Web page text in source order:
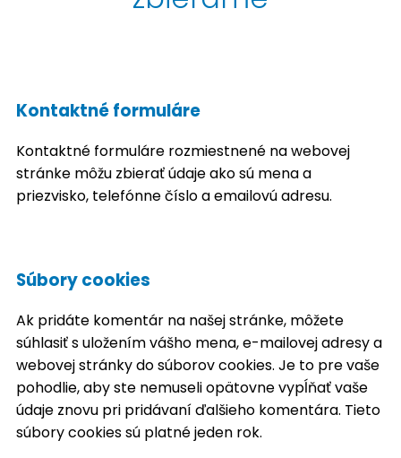
Kontaktné formuláre
Kontaktné formuláre rozmiestnené na webovej
stránke môžu zbierať údaje ako sú mena a
priezvisko, telefónne číslo a emailovú adresu.
Súbory cookies
Ak pridáte komentár na našej stránke, môžete
súhlasiť s uložením vášho mena, e-mailovej adresy a
webovej stránky do súborov cookies. Je to pre vaše
pohodlie, aby ste nemuseli opätovne vypĺňať vaše
údaje znovu pri pridávaní ďalšieho komentára. Tieto
súbory cookies sú platné jeden rok.